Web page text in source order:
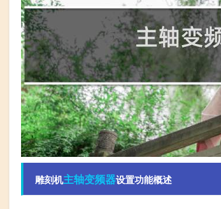
雕刻机主轴变频器设置功能概述